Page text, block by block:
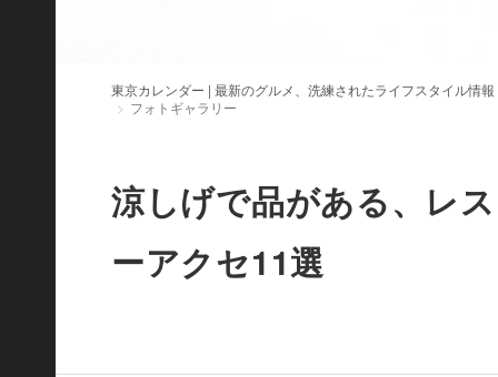
東京カレンダー | 最新のグルメ、洗練されたライフスタイル情報
フォトギャラリー
涼しげで品がある、レ
ーアクセ11選